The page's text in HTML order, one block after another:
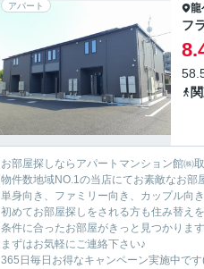
アパート 龍
フ
お部屋探しならアパートマンション館㈱
物件数地域NO.1の当店にてお素敵なお部
単身向き、ファミリー向き、カップル向
初めてお部屋探しをされる方も住み替え
条件に合ったお部屋がきっと見つかりま
まずはお気軽にご連絡下さい♪
365日毎日お得なキャンペーン実施中で